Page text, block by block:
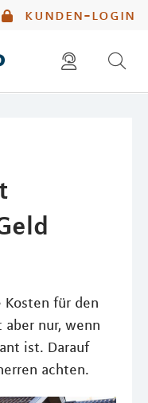
kunden-login
für den
aber nur, wenn
ist. Darauf
achten.